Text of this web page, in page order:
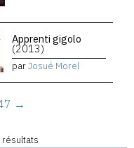
Apprenti gigolo
(2013)
parJosué Morel
→